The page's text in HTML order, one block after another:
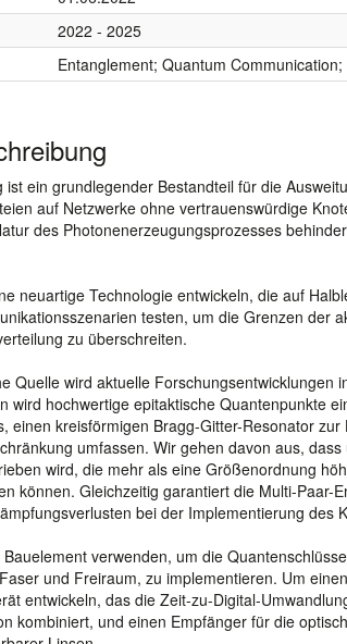
2022 - 2025
Entanglement; Quantum
ist ein grundlegender Bestandteil für die
auf Netzwerke ohne vertrauenswürdige
des Photonenerzeugungsprozesses
neuartige Technologie entwickeln, die auf
testen, um die Grenzen der
zu überschreiten.
Quelle wird aktuelle
wird hochwertige epitaktische Quantenpunkte
einen kreisförmigen Bragg-Gitter-Resonator
umfassen. Wir gehen davon aus,
wird, die mehr als eine Größenordnung
können. Gleichzeitig garantiert die Multi-Paar-
bei der Implementierung des
verwenden, um die
und Freiraum, zu implementieren. Um
entwickeln, das die Zeit-zu-Digital-
kombiniert, und einen Empfänger für die